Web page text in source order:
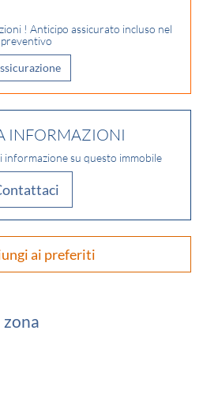
! Anticipo assicurato incluso nel
preventivo
INFORMAZIONI
informazione su questo immobile
ai preferiti
zona